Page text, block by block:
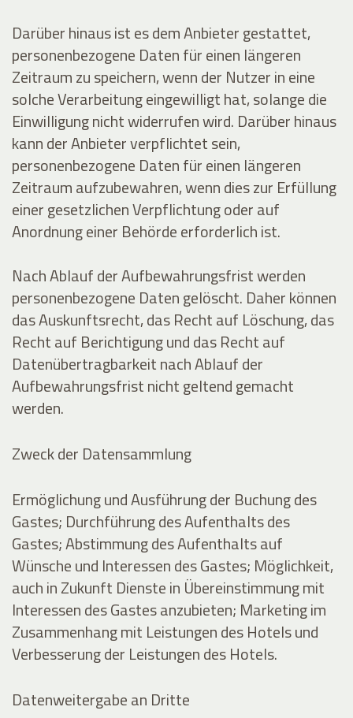
Darüber hinaus ist es dem Anbieter gestattet,
personenbezogene Daten für einen längeren
Zeitraum zu speichern, wenn der Nutzer in eine
solche Verarbeitung eingewilligt hat, solange die
Einwilligung nicht widerrufen wird. Darüber hinaus
kann der Anbieter verpflichtet sein,
personenbezogene Daten für einen längeren
Zeitraum aufzubewahren, wenn dies zur Erfüllung
einer gesetzlichen Verpflichtung oder auf
Anordnung einer Behörde erforderlich ist.
Nach Ablauf der Aufbewahrungsfrist werden
personenbezogene Daten gelöscht. Daher können
das Auskunftsrecht, das Recht auf Löschung, das
Recht auf Berichtigung und das Recht auf
Datenübertragbarkeit nach Ablauf der
Aufbewahrungsfrist nicht geltend gemacht
werden.
Zweck der Datensammlung
Ermöglichung und Ausführung der Buchung des
Gastes; Durchführung des Aufenthalts des
Gastes; Abstimmung des Aufenthalts auf
Wünsche und Interessen des Gastes; Möglichkeit,
auch in Zukunft Dienste in Übereinstimmung mit
Interessen des Gastes anzubieten; Marketing im
Zusammenhang mit Leistungen des Hotels und
Verbesserung der Leistungen des Hotels.
Datenweitergabe an Dritte